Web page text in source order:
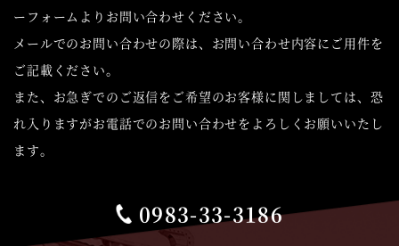
ーフォームより お問い合わせください。
メールでのお問い合わせの際は、お問い合わせ内容にご用件を
ご記載ください。
また、お急ぎでのご返信をご希望のお客様に関しましては、恐
れ入りますがお電話でのお問い合わせをよろしくお願いいたし
ます。
0983-33-3186